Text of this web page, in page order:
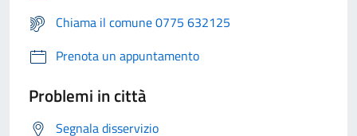
Chiama il comune 0775 632125
Prenota un appuntamento
Problemi in città
Segnala disservizio